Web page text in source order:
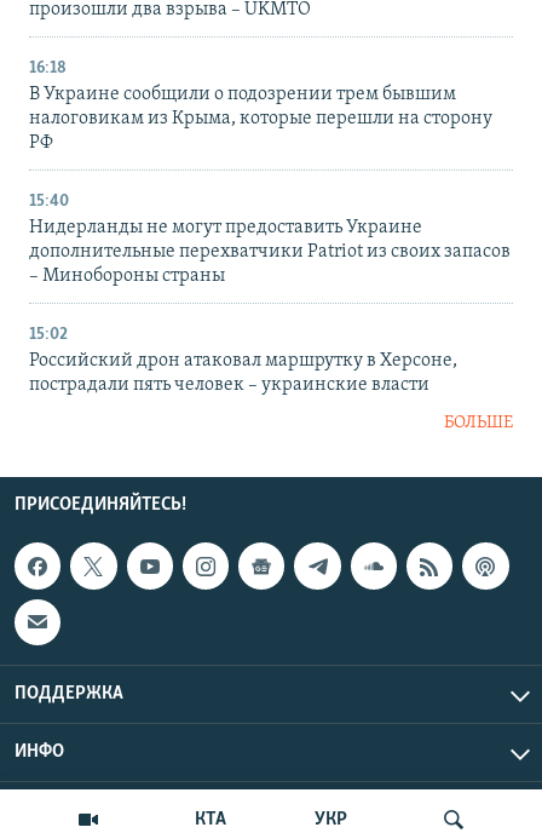
КТА УКР
произошли два взрыва – UKMTO
16:18
В Украине сообщили о подозрении трем бывшим
налоговикам из Крыма, которые перешли на сторону
РФ
15:40
Нидерланды не могут предоставить Украине
дополнительные перехватчики Patriot из своих запасов
– Минобороны страны
15:02
Российский дрон атаковал маршрутку в Херсоне,
пострадали пять человек – украинские власти
БОЛЬШЕ
ПРИСОЕДИНЯЙТЕСЬ!
ПОДДЕРЖКА
ИНФО
Copyright Крым.Реалии, 2026 | Все права защищены.
UTC+3